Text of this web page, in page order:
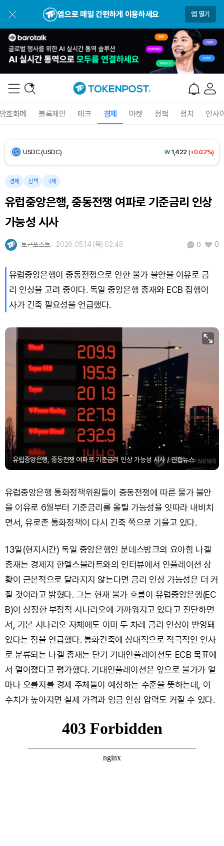
앱으로 매일 간편하게 이용하세요 앱 열기
호화폐 블록체인 테크 경제 마켓 정책 정치 인사
Dogecoin (DOGE) (-0.15%)
Bitcoin (BTC) ₩91,959,311(+0.79%)
Ethereum (ETH) ₩2,709,894(+2.05%)
Tether USDt (USDT) 1,421(-0.01%)
BNB (BNB) ₩846,143(-0.66%)
Solana (SOL)
TRON (TRX) 464.7(+0.04%)
Bitcoin (BTC) ₩ 91,959,311(+0.79%)
경제 정책 국제
유럽중앙은행, 중동전쟁 여파로 기준금리 인상
가능성 시사
토큰포스트 2026.05.14 (목) 02:48 0 0
유럽중앙은행이 중동전쟁으로 인한 물가 불안을 이유로 금
리 인상을 고려 중이다. 독일 중앙은행 총재와 ECB 집행이
사가 긴축 필요성을 언급했다.
유럽중앙은행, 중동전쟁 여파로 기준금리 인상 가능성 시사 / 연합뉴스
유럽중앙은행 통화정책위원들이 중동전쟁에 따른 물가 불안
을 이유로 6월부터 기준금리를 올릴 가능성을 잇따라 내비치
면서, 유로존 통화정책이 다시 긴축 쪽으로 기울고 있다.
13일(현지시간) 독일 중앙은행인 분데스방크의 요아힘 나겔
총재는 경제지 한델스블라트와의 인터뷰에서 인플레이션 상
황이 근본적으로 달라지지 않는다면 금리 인상 가능성은 더 커
질 것이라고 밝혔다. 그는 현재 물가 흐름이 유럽중앙은행(EC
B)이 상정한 부정적 시나리오에 가까워지고 있다고 진단하면
서, 기본 시나리오 자체에도 이미 두 차례 금리 인상이 반영돼
있다는 점을 언급했다. 통화긴축에 상대적으로 적극적인 인사
로 분류되는 나겔 총재는 단기 기대인플레이션도 ECB 목표에
서 멀어졌다고 평가했다. 기대인플레이션은 앞으로 물가가 얼
마나 오를지를 경제 주체들이 예상하는 수준을 뜻하는데, 이
수치가 높아지면 실제 가격과 임금 인상 압력도 커질 수 있다.